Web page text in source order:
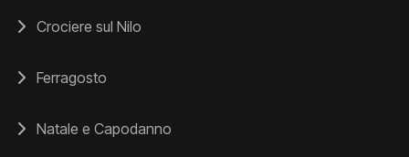
Crociere sul Nilo
Ferragosto
Natale e Capodanno